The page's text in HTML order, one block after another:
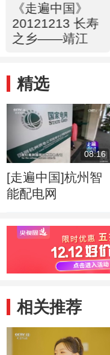
《走遍中国》
20121213 长寿
之乡——靖江
精选
08:16
[走遍中国]杭州智
能配电网
相关推荐